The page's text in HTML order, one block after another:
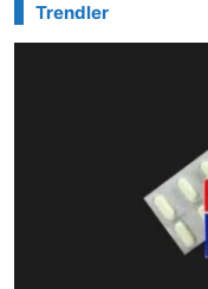
Trendler